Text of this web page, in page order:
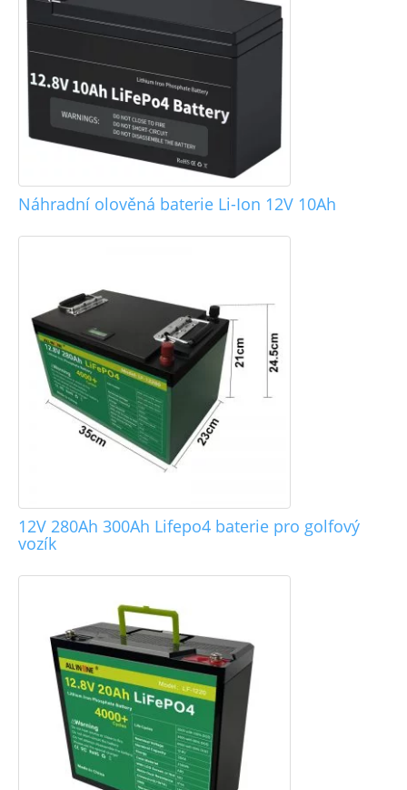
Náhradní olověná baterie Li-Ion 12V 10Ah
12V 280Ah 300Ah Lifepo4 baterie pro golfový
vozík